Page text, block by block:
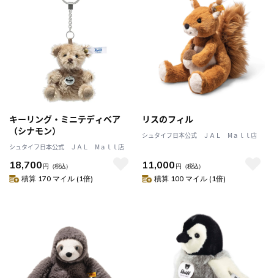
キーリング・ミニテディベア
（シナモン）
シュタイフ日本公式 ＪＡＬ Mａｌｌ店
18,700 円 （税込）
積算 170 マイル (1倍)
リスのフィル
シュタイフ日本公式 ＪＡＬ Mａｌｌ店
11,000 円 （税込）
積算 100 マイル (1倍)